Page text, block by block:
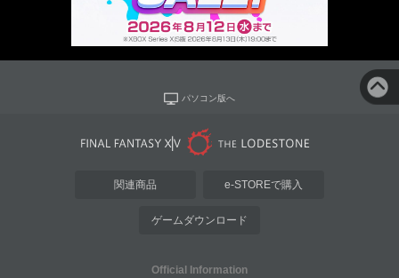
パソコン版へ
関連商品 e-STOREで購入
ゲームダウンロード
Official Information